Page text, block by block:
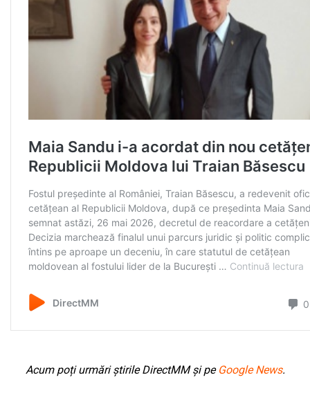
Acum poți urmări știrile DirectMM și pe Google News.